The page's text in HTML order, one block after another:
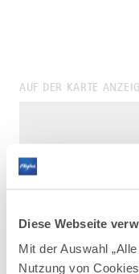
Diese Webseite
Mit der Auswahl
Nutzung von
AUF DER KARTE